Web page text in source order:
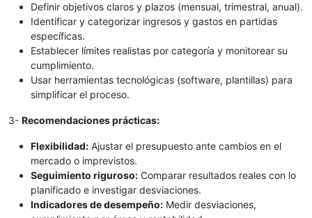
Definir objetivos claros y plazos (mensual, trimestral, anual).
Identificar y categorizar ingresos y gastos en partidas
específicas.
Establecer límites realistas por categoría y monitorear su
cumplimiento.
Usar herramientas tecnológicas (software, plantillas) para
simplificar el proceso.
3- Recomendaciones prácticas:
Flexibilidad: Ajustar el presupuesto ante cambios en el
mercado o imprevistos.
Seguimiento riguroso: Comparar resultados reales con lo
planificado e investigar desviaciones.
Indicadores de desempeño: Medir desviaciones,